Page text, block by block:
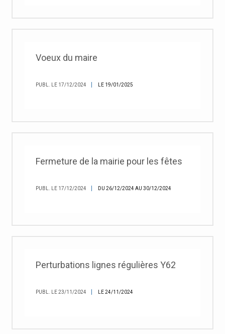
Voeux du maire
PUBL. LE 17/12/2024 LE 19/01/2025
Fermeture de la mairie pour les fêtes
PUBL. LE 17/12/2024 DU 26/12/2024 AU 30/12/2024
Perturbations lignes régulières Y62
PUBL. LE 23/11/2024 LE 24/11/2024